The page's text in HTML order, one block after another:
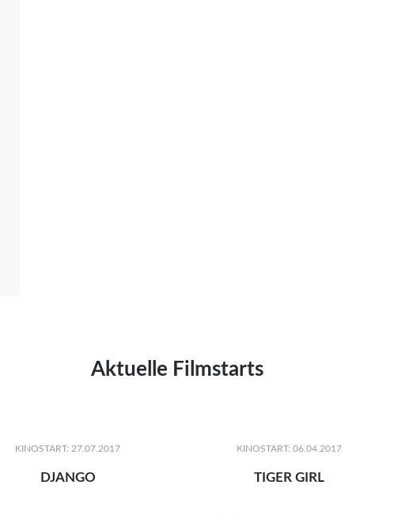
Aktuelle Filmstarts
KINOSTART: 27.07.2017
DJANGO
KINOSTART: 06.04.2017
TIGER GIRL